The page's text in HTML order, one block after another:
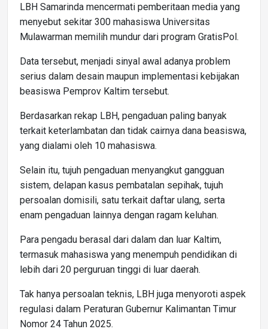
LBH Samarinda mencermati pemberitaan media yang
menyebut sekitar 300 mahasiswa Universitas
Mulawarman memilih mundur dari program GratisPol.
Data tersebut, menjadi sinyal awal adanya problem
serius dalam desain maupun implementasi kebijakan
beasiswa Pemprov Kaltim tersebut.
Berdasarkan rekap LBH, pengaduan paling banyak
terkait keterlambatan dan tidak cairnya dana beasiswa,
yang dialami oleh 10 mahasiswa.
Selain itu, tujuh pengaduan menyangkut gangguan
sistem, delapan kasus pembatalan sepihak, tujuh
persoalan domisili, satu terkait daftar ulang, serta
enam pengaduan lainnya dengan ragam keluhan.
Para pengadu berasal dari dalam dan luar Kaltim,
termasuk mahasiswa yang menempuh pendidikan di
lebih dari 20 perguruan tinggi di luar daerah.
Tak hanya persoalan teknis, LBH juga menyoroti aspek
regulasi dalam Peraturan Gubernur Kalimantan Timur
Nomor 24 Tahun 2025.